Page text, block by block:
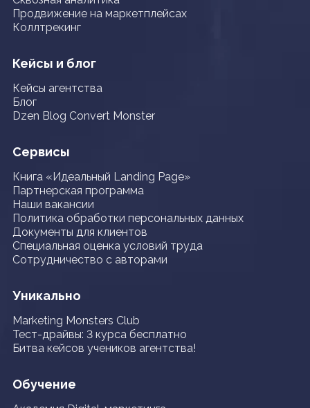
Продвижение на маркетплейсах
Коллтрекинг
Кейсы и блог
Кейсы агентства
Блог
Dzen Blog Convert Monster
Сервисы
Книга «Идеальный Landing Page»
Партнерская программа
Наши вакансии
Политика обработки персональных данных
Документы для клиентов
Специальная оценка условий труда
Сотрудничество с авторами
Уникально
Marketing Monsters Club
Тест-драйвы: 3 курса бесплатно
Битва кейсов учеников агентства!
Обучение